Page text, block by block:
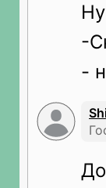
-
-